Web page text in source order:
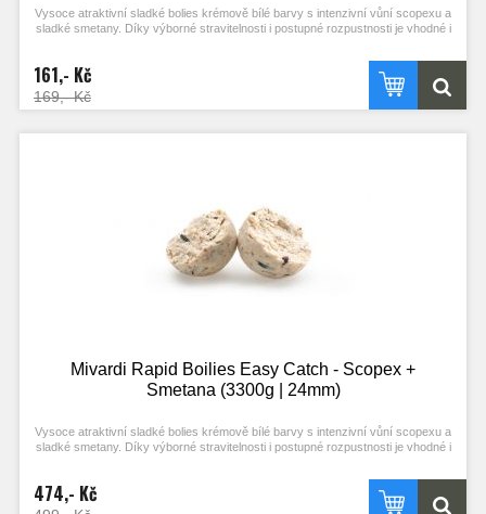
Vysoce atraktivní sladké bolies krémově bílé barvy s intenzivní vůní scopexu a
sladké smetany. Díky výborné stravitelnosti i postupné rozpustnosti je vhodné i
161,- Kč
169,- Kč
Mivardi Rapid Boilies Easy Catch - Scopex +
Smetana (3300g | 24mm)
Vysoce atraktivní sladké bolies krémově bílé barvy s intenzivní vůní scopexu a
sladké smetany. Díky výborné stravitelnosti i postupné rozpustnosti je vhodné i
474,- Kč